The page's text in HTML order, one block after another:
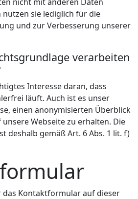
sie lediglich für die
und zur Verbesserung unserer
verarbeiten
Interesse daran, dass
läuft. Auch ist es unser
einen anonymisierten Überblick
Webseite zu erhalten. Die
deshalb gemäß Art. 6 Abs. 1 lit. f)
das Kontaktformular auf dieser